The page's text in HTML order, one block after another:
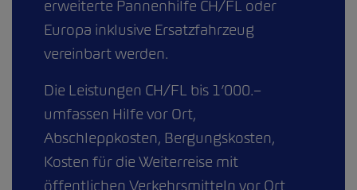
erweiterte Pannenhilfe CH/FL oder
Europa inklusive Ersatzfahrzeug
vereinbart werden.
Die Leistungen CH/FL bis 1’000.–
umfassen Hilfe vor Ort,
Abschleppkosten, Bergungskosten,
Kosten für die Weiterreise mit
öffentlichen Verkehrsmitteln vor Ort